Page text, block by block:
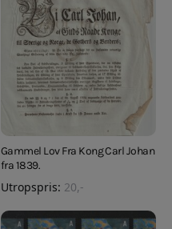
Gammel Lov Fra Kong Carl Johan
fra 1839.
Utropspris: 20,-